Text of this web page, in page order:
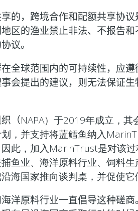
的，跨境合作和配额共享协
区的渔业禁止非法、不报告
议。
全球范围内的可持续性，应
会提出的建议，则无法保证
（NAPA）于2019年成立，
，并支持将蓝鳕鱼纳入
此，加入MarinTrust是对该
鱼业、海洋原料行业、饲料
海国家推向谈判桌，并促使它
洋原料行业一直倡导这种磋